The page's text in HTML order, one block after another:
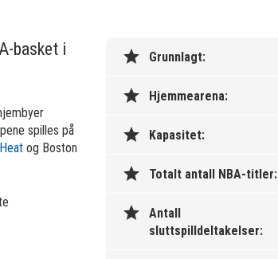
basket i
spilles på
og Boston
star Grunnlagt:
star Hjemmearena:
star Kapasitet:
star Totalt antall NBA-titler:
star
Antall
sluttspilldeltakelser: